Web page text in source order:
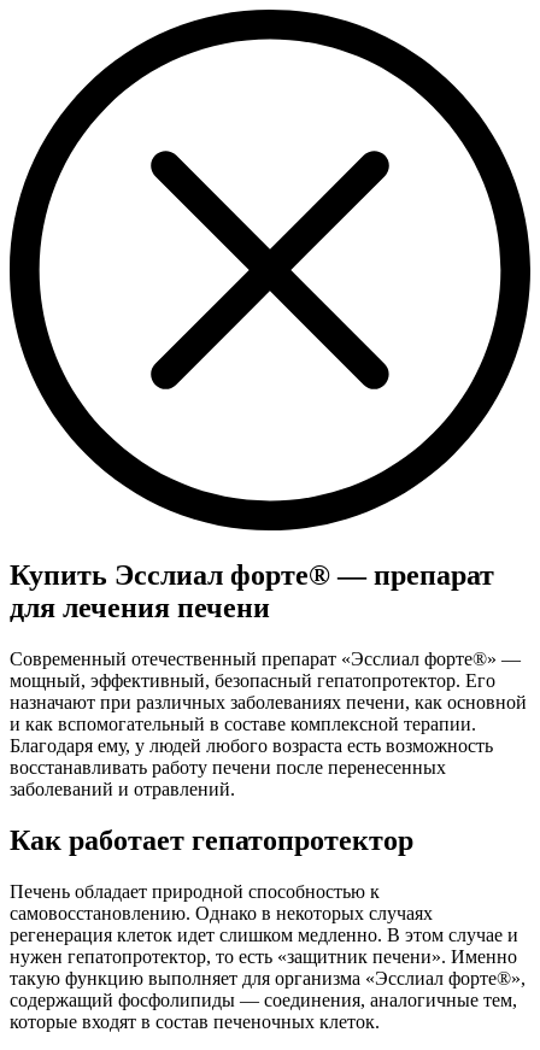
Купить Эсслиал форте® — препарат
для лечения печени
Современный отечественный препарат «Эсслиал форте®» —
мощный, эффективный, безопасный гепатопротектор. Его
назначают при различных заболеваниях печени, как основной
и как вспомогательный в составе комплексной терапии.
Благодаря ему, у людей любого возраста есть возможность
восстанавливать работу печени после перенесенных
заболеваний и отравлений.
Как работает гепатопротектор
Печень обладает природной способностью к
самовосстановлению. Однако в некоторых случаях
регенерация клеток идет слишком медленно. В этом случае и
нужен гепатопротектор, то есть «защитник печени». Именно
такую функцию выполняет для организма «Эсслиал форте®»,
содержащий фосфолипиды — соединения, аналогичные тем,
которые входят в состав печеночных клеток.